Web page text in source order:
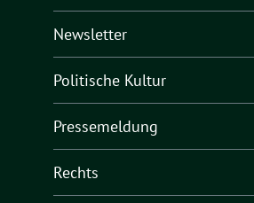
Newsletter
Politische Kultur
Pressemeldung
Rechts